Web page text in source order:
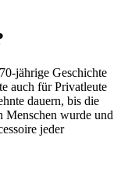
jährige Geschichte
auch für Privatleute
dauern, bis die
wurde und
jeder